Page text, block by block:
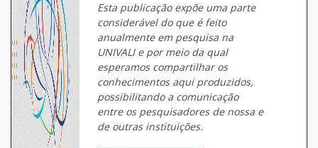
Esta publicação expõe uma parte
considerável do que é feito
anualmente em pesquisa na
UNIVALI e por meio da qual
esperamos compartilhar os
conhecimentos aqui produzidos,
possibilitando a comunicação
entre os pesquisadores de nossa e
de outras instituições.